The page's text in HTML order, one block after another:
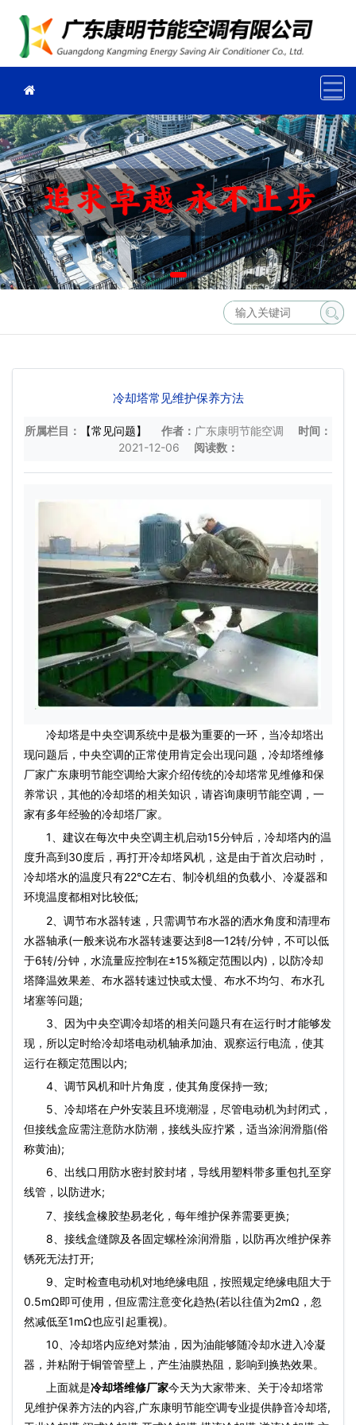
冷却塔常见维护保养方法
所属栏目： 【常见问题】 作者： 广东康明节能空调
时间：
2021-12-06
阅读数：
冷却塔是中央空调系统中是极为重要的一环，当冷却塔出
现问题后，中央空调的正常使用肯定会出现问题， 冷却塔维修
厂家广东康明节能空调给大家介绍传统的冷却塔常见维修和保
养常识，其他的冷却塔的相关知识，请咨询康明节能空调，一
家有多年经验的冷却塔厂家。
1、建议在每次中央空调主机启动15分钟后，冷却塔内的温
度升高到30度后，再打开冷却塔风机 ，这是由于首次启动时，
冷却塔水的温度只有22℃左右、制冷机组的负载小、冷凝器和
环境温度都相对比较低;
2、调节布水器转速，只需调节布水器的洒水角度和清理布
水器轴承(一般来说布水器转速要达到8—12转/分钟，不可以低
于6转/分钟，水流量应控制在±15%额定范围以内)，以防冷却
塔降温效果差、布水器转速过快或太慢、布水不均匀、布水孔
堵塞等问题;
3、因为中央空调冷却塔的相关问题只有在运行时才能够发
现，所以定时给冷却塔电动机轴承加油、观察运行电流，使其
运行在额定范围以内;
4、调节风机和叶片角度，使其角度保持一致;
5、冷却塔在户外安装且环境潮湿，尽管电动机为封闭式，
但接线盒应需注意防水防潮，接线头应拧紧，适当涂润滑脂(俗
称黄油);
6、出线口用防水密封胶封堵，导线用塑料带多重包扎至穿
线管，以防进水;
7、接线盒橡胶垫易老化，每年维护保养需要更换;
8、接线盒缝隙及各固定螺栓涂润滑脂，以防再次维护保养
锈死无法打开;
9、定时检查电动机对地绝缘电阻，按照规定绝缘电阻大于
0.5mΩ即可使用，但应需注意变化趋热(若以往值为2mΩ，忽
然减低至1mΩ也应引起重视)。
10、冷却塔内应绝对禁油，因为油能够随冷却水进入冷凝
器，并粘附于铜管管壁上，产生油膜热阻，影响到换热效果。
上面就是冷却塔维修厂家今天为大家带来、关于冷却塔常
见维护保养方法的内容,广东康明节能空调专业提供静音冷却塔,